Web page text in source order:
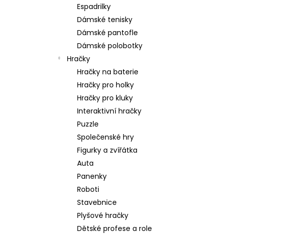
Espadrilky
Dámské tenisky
Dámské pantofle
Dámské polobotky
Hračky
Hračky na baterie
Hračky pro holky
Hračky pro kluky
Interaktivní hračky
Puzzle
Společenské hry
Figurky a zvířátka
Auta
Panenky
Roboti
Stavebnice
Plyšové hračky
Dětské profese a role